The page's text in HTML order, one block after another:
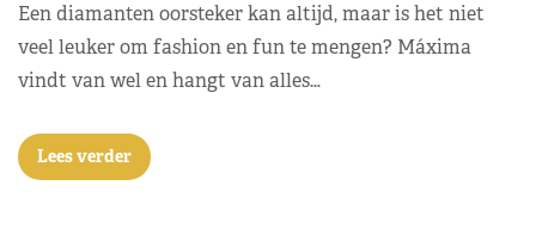
Een diamanten oorsteker kan altijd, maar is het niet
veel leuker om fashion en fun te mengen? Máxima
vindt van wel en hangt van alles…
Lees verder